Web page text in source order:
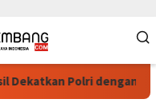
Dekatkan Polri dengan